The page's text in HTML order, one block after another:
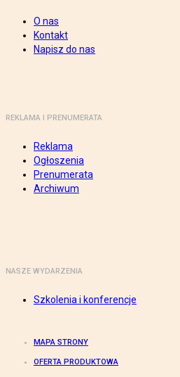
O nas
Kontakt
Napisz do nas
REKLAMA I PRENUMERATA
Reklama
Ogłoszenia
Prenumerata
Archiwum
NASZE WYDARZENIA
Szkolenia i konferencje
MAPA STRONY
OFERTA PRODUKTOWA